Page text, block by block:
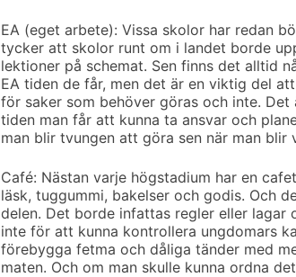
EA (eget arbete): Vissa skolor har redan
tycker att skolor runt om i landet borde
lektioner på schemat. Sen finns det alltid
EA tiden de får, men det är en viktig del
för saker som behöver göras och inte.
tiden man får att kunna ta ansvar och
man blir tvungen att göra sen när man blir
Café: Nästan varje högstadium har en
läsk, tuggummi, bakelser och godis. Och
delen. Det borde infattas regler eller lagar
inte för att kunna kontrollera ungdomars
förebygga fetma och dåliga tänder med
maten. Och om man skulle kunna ordna